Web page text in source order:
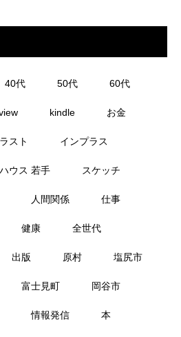
40代 50代 60代
kindle お金
スト インプラス
ウス 若手 スケッチ
人間関係 仕事
健康 全世代
出版 原村 塩尻市
富士見町 岡谷市
情報発信 本